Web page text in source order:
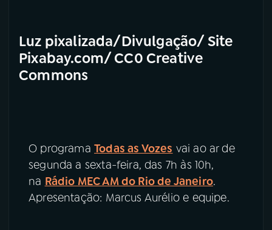
Luz pixalizada/Divulgação/ Site
Pixabay.com/ CC0 Creative
Commons
O programa Todas as Vozes vai ao ar de
segunda a sexta-feira, das 7h às 10h,
na Rádio MEC AM do Rio de Janeiro.
Apresentação: Marcus Aurélio e equipe.